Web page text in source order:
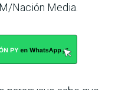
Nación Media.